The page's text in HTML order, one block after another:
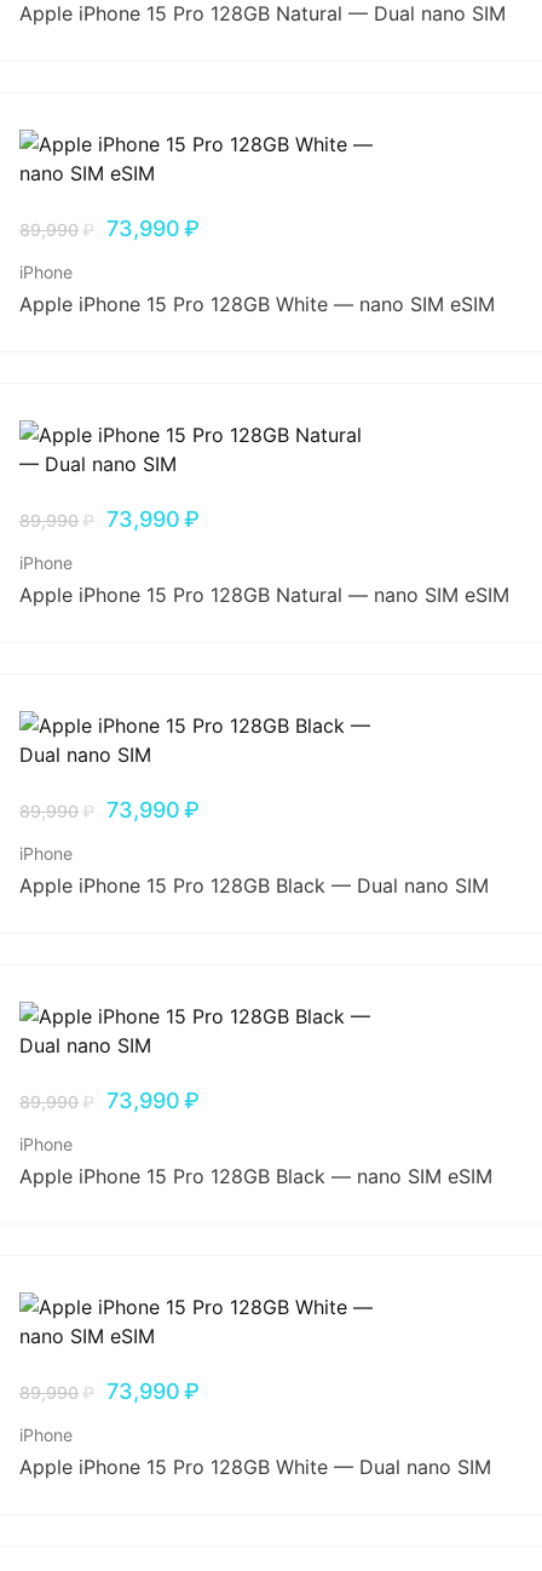
Apple iPhone 15 Pro 128GB Natural — Dual nano SIM
89,990₽ 73,990₽
iPhone
Apple iPhone 15 Pro 128GB White — nano SIM eSIM
89,990₽ 73,990₽
iPhone
Apple iPhone 15 Pro 128GB Natural — nano SIM eSIM
89,990₽ 73,990₽
iPhone
Apple iPhone 15 Pro 128GB Black — Dual nano SIM
89,990₽ 73,990₽
iPhone
Apple iPhone 15 Pro 128GB Black — nano SIM eSIM
89,990₽ 73,990₽
iPhone
Apple iPhone 15 Pro 128GB White — Dual nano SIM